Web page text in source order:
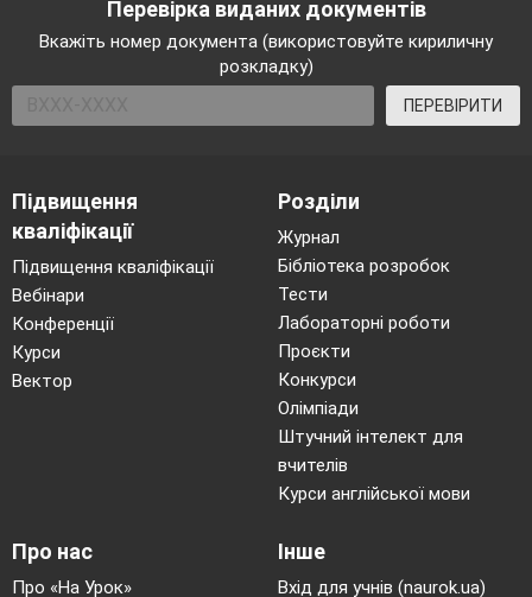
Перевірка виданих документів
Вкажіть номер документа (використовуйте кириличну
розкладку)
ПЕРЕВІРИТИ
Підвищення
кваліфікації
Підвищення кваліфікації
Вебінари
Конференції
Курси
Вектор
Розділи
Журнал
Бібліотека розробок
Тести
Лабораторні роботи
Проєкти
Конкурси
Олімпіади
Штучний інтелект для
вчителів
Курси англійської мови
Про нас
Про «На Урок»
Інше
Вхід для учнів (naurok.ua)